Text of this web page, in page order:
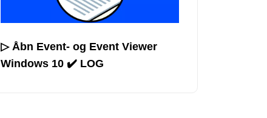
▷ Åbn Event- og Event Viewer
Windows 10 ✔️ LOG